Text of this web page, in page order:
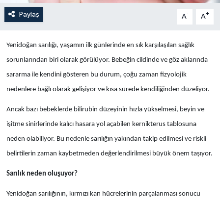
Paylaş A- A+
Yenidoğan sarılığı, yaşamın ilk günlerinde en sık karşılaşılan sağlık
sorunlarından biri olarak görülüyor. Bebeğin cildinde ve göz aklarında
sararma ile kendini gösteren bu durum, çoğu zaman fizyolojik
nedenlere bağlı olarak gelişiyor ve kısa sürede kendiliğinden düzeliyor.
Ancak bazı bebeklerde bilirubin düzeyinin hızla yükselmesi, beyin ve
işitme sinirlerinde kalıcı hasara yol açabilen kernikterus tablosuna
neden olabiliyor. Bu nedenle sarılığın yakından takip edilmesi ve riskli
belirtilerin zaman kaybetmeden değerlendirilmesi büyük önem taşıyor.
Sarılık neden oluşuyor?
Yenidoğan sarılığının, kırmızı kan hücrelerinin parçalanması sonucu